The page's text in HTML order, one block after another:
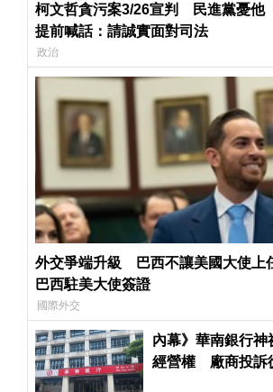
柯文哲貪污案3/26宣判 民進黨憂他
提前喊話：請誠實面對司法
政治
外交爭端升級 巴西不讓美國大使
巴西駐美大使簽證
國際外交
內幕》華南銀行神
經營權 廠商投訴